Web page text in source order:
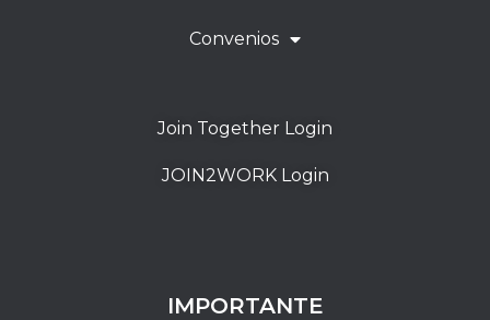
Convenios
Join Together Login
JOIN2WORK Login
IMPORTANTE